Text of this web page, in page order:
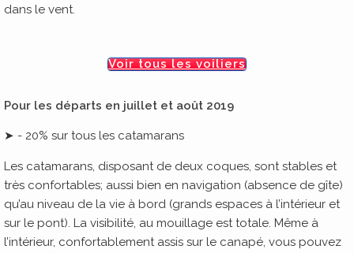
dans le vent.
Voir tous les voiliers
Pour les départs en juillet et août 2019
➤ - 20% sur tous les catamarans
Les catamarans, disposant de deux coques, sont stables et
très confortables; aussi bien en navigation (absence de gîte)
qu’au niveau de la vie à bord (grands espaces à l’intérieur et
sur le pont). La visibilité, au mouillage est totale. Même à
l’intérieur, confortablement assis sur le canapé, vous pouvez